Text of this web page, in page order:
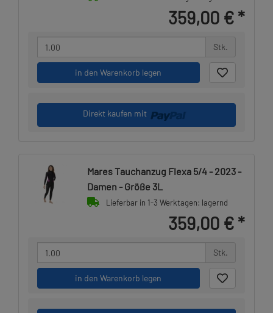
359,00 € *
Stk.
in den Warenkorb legen
Direkt kaufen mit
Mares Tauchanzug Flexa 5/4 - 2023 -
Damen - Größe 3L
Lieferbar in 1-3 Werktagen: lagernd
359,00 € *
Stk.
in den Warenkorb legen